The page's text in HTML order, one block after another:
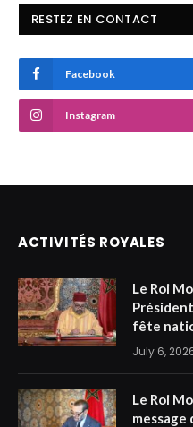
RESTEZ EN CONTACT
Facebook
Instagram
ACTIVITÉS ROYALES
Le Roi
fête
July 6,
Le Roi